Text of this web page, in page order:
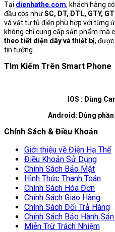
Tại dienhathe.com, khách hàng
đầu cos nhưSC, DT, DTL, GTY,
và vật tư tủ điện phù hợp với từng
không chỉ cung cấp sản phẩm mà
theo tiết diện dây và thiết bị,
tin tưởng.
Tìm Kiếm Trên Smart Phone
IOS : Dùng
Android: Dùng
Chính Sách & Điều Khoản
Giới thiệu về Điện Hạ Thế
Điều Khoản Sử Dụng
Chính Sách Bảo Mật
Hình Thức Thanh Toán
Chính Sách Hóa Đơn
Chính Sách Giao Hàng
Chính Sách Đổi Trả Hàng
Chính Sách Bảo Hành
Miễn Trừ Trách Nhiệm